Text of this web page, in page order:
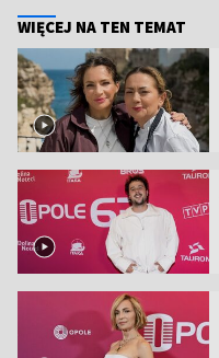
WIĘCEJ NA TEN TEMAT